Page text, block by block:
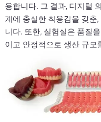
용합니다. 그 결과, 디지털
계에 충실한 착용감을 갖춘
니다. 또한, 실험실은 품질
이고 안정적으로 생산 규모